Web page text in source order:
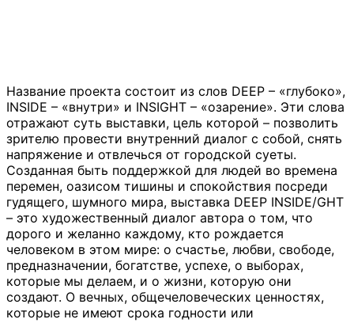
Название проекта состоит из слов DEEP – «глубоко»,
INSIDE – «внутри» и INSIGHT – «озарение». Эти слова
отражают суть выставки, цель которой – позволить
зрителю провести внутренний диалог с собой, снять
напряжение и отвлечься от городской суеты.
Созданная быть поддержкой для людей во времена
перемен, оазисом тишины и спокойствия посреди
гудящего, шумного мира, выставка DEEP INSIDE/GHT
– это художественный диалог автора о том, что
дорого и желанно каждому, кто рождается
человеком в этом мире: о счастье, любви, свободе,
предназначении, богатстве, успехе, о выборах,
которые мы делаем, и о жизни, которую они
создают. О вечных, общечеловеческих ценностях,
которые не имеют срока годности или